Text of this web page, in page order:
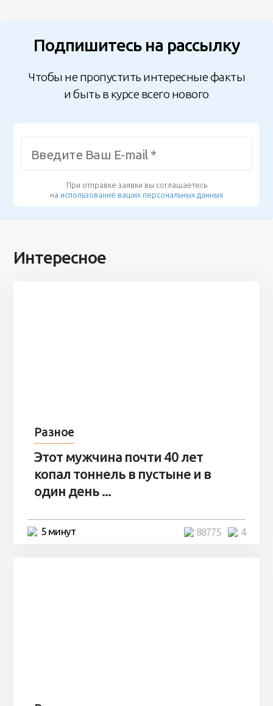
Подпишитесь на рассылку
Чтобы не пропустить интересные факты
и быть в курсе всего нового
При отправке заявки вы соглашаетесь
на использование ваших персональных данных
Интересное
Разное
Этот мужчина почти 40 лет
копал тоннель в пустыне и в
один день ...
5 минут 4
88775